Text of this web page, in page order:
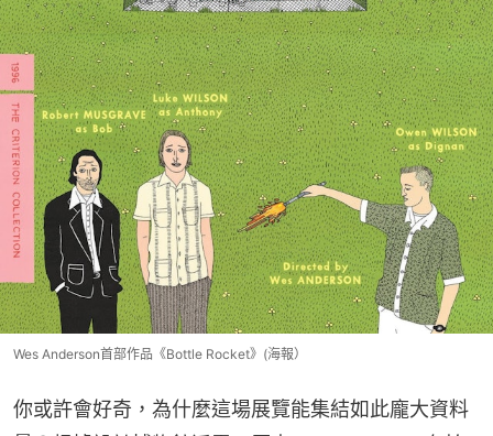
Wes Anderson首部作品《Bottle Rocket》(海報）
你或許會好奇，為什麼這場展覽能集結如此龐大資料